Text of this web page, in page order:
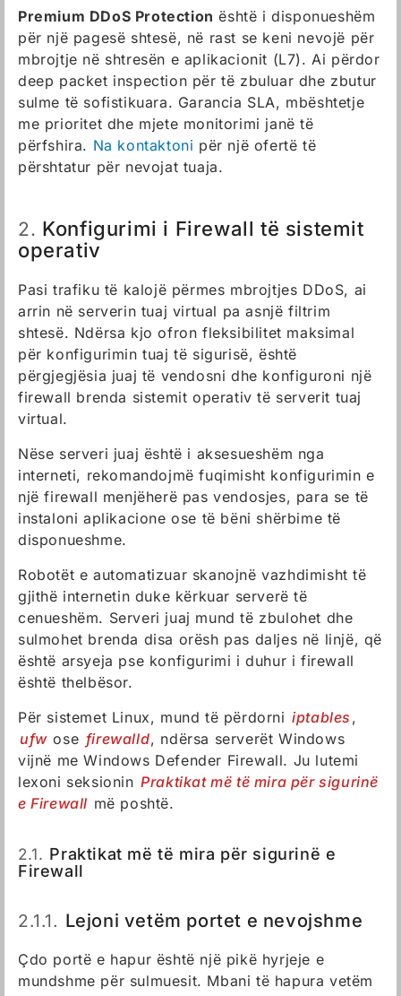
Premium DDoS Protection është i disponueshëm
për një pagesë shtesë, në rast se keni nevojë për
mbrojtje në shtresën e aplikacionit (L7). Ai përdor
deep packet inspection për të zbuluar dhe zbutur
sulme të sofistikuara. Garancia SLA, mbështetje
me prioritet dhe mjete monitorimi janë të
përfshira. Na kontaktoni për një ofertë të
përshtatur për nevojat tuaja.
2. Konfigurimi i Firewall të sistemit
operativ
Pasi trafiku të kalojë përmes mbrojtjes DDoS, ai
arrin në serverin tuaj virtual pa asnjë filtrim
shtesë. Ndërsa kjo ofron fleksibilitet maksimal
për konfigurimin tuaj të sigurisë, është
përgjegjësia juaj të vendosni dhe konfiguroni një
firewall brenda sistemit operativ të serverit tuaj
virtual.
Nëse serveri juaj është i aksesueshëm nga
interneti, rekomandojmë fuqimisht konfigurimin e
një firewall menjëherë pas vendosjes, para se të
instaloni aplikacione ose të bëni shërbime të
disponueshme.
Robotët e automatizuar skanojnë vazhdimisht të
gjithë internetin duke kërkuar serverë të
cenueshëm. Serveri juaj mund të zbulohet dhe
sulmohet brenda disa orësh pas daljes në linjë, që
është arsyeja pse konfigurimi i duhur i firewall
është thelbësor.
Për sistemet Linux, mund të përdorni iptables ,
ufw ose firewalld, ndërsa serverët Windows
vijnë me Windows Defender Firewall. Ju lutemi
lexoni seksionin Praktikat më të mira për sigurinë
e Firewall më poshtë.
2.1. Praktikat më të mira për sigurinë e
Firewall
2.1.1. Lejoni vetëm portet e nevojshme
Çdo portë e hapur është një pikë hyrjeje e
mundshme për sulmuesit. Mbani të hapura vetëm